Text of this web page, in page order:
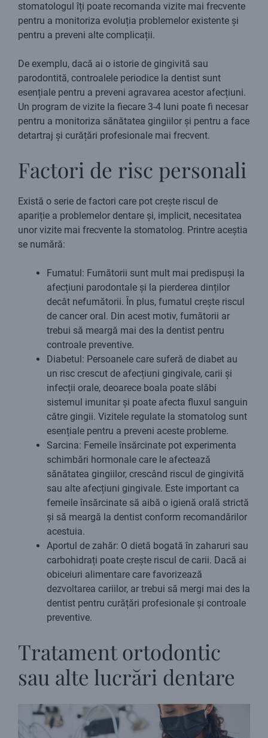
stomatologul îți poate recomanda vizite mai frecvente
pentru a monitoriza evoluția problemelor existente și
pentru a preveni alte complicații.
De exemplu, dacă ai o istorie de gingivită sau
parodontită, controalele periodice la dentist sunt
esențiale pentru a preveni agravarea acestor afecțiuni.
Un program de vizite la fiecare 3-4 luni poate fi necesar
pentru a monitoriza sănătatea gingiilor și pentru a face
detartraj și curățări profesionale mai frecvent.
Factori de risc personali
Există o serie de factori care pot crește riscul de
apariție a problemelor dentare și, implicit, necesitatea
unor vizite mai frecvente la stomatolog. Printre aceștia
se numără:
Fumatul: Fumătorii sunt mult mai predispuși la
afecțiuni parodontale și la pierderea dinților
decât nefumătorii. În plus, fumatul crește riscul
de cancer oral. Din acest motiv, fumătorii ar
trebui să meargă mai des la dentist pentru
controale preventive.
Diabetul: Persoanele care suferă de diabet au
un risc crescut de afecțiuni gingivale, carii și
infecții orale, deoarece boala poate slăbi
sistemul imunitar și poate afecta fluxul sanguin
către gingii. Vizitele regulate la stomatolog sunt
esențiale pentru a preveni aceste probleme.
Sarcina: Femeile însărcinate pot experimenta
schimbări hormonale care le afectează
sănătatea gingiilor, crescând riscul de gingivită
sau alte afecțiuni gingivale. Este important ca
femeile însărcinate să aibă o igienă orală strictă
și să meargă la dentist conform recomandărilor
acestuia.
Aportul de zahăr: O dietă bogată în zaharuri sau
carbohidrați poate crește riscul de carii. Dacă ai
obiceiuri alimentare care favorizează
dezvoltarea cariilor, ar trebui să mergi mai des la
dentist pentru curățări profesionale și controale
preventive.
Tratament ortodontic
sau alte lucrări dentare